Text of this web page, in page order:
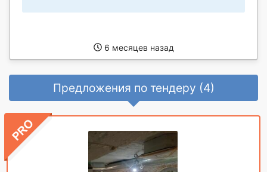
6 месяцев назад
Предложения по тендеру (4)